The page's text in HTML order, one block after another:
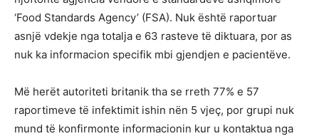
‘Food Standards Agency’ (FSA). Nuk është raportuar
asnjë vdekje nga totalja e 63 rasteve të diktuara, por as
nuk ka informacion specifik mbi gjendjen e pacientëve.
Më herët autoriteti britanik tha se rreth 77% e 57
raportimeve të infektimit ishin nën 5 vjeç, por grupi nuk
mund të konfirmonte informacionin kur u kontaktua nga